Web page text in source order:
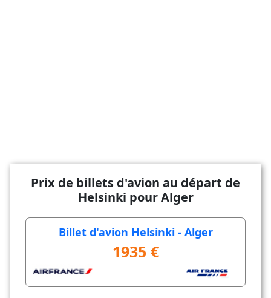
Prix de billets d'avion au départ de
Helsinki pour Alger
Billet d'avion Helsinki - Alger
1935 €